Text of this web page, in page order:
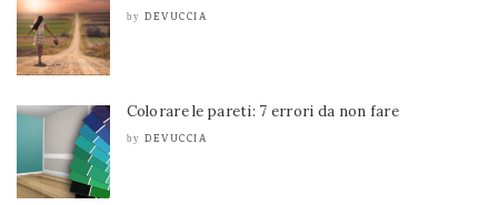
by DEVUCCIA
Colorare le pareti: 7 errori da non fare
by DEVUCCIA